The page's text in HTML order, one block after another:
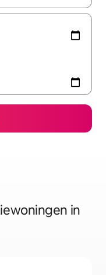
in